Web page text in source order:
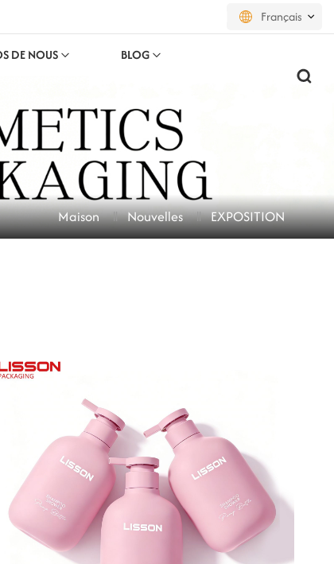
Français
русский
español
português
DE NOUS BLOG
Maison Nouvelles EXPOSITION